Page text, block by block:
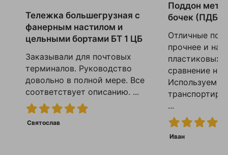
Тележка большегрузная с
фанерным настилом и
цельными бортами БТ 1 ЦБ
Заказывали для почтовых
терминалов. Руководство
довольно в полной мере. Все
соответствует описанию. ...
Святослав
Поддон
бочек (ПДБ
Отличные
прочнее и
пластиковых.
сравнение не
Используем
...
Иван